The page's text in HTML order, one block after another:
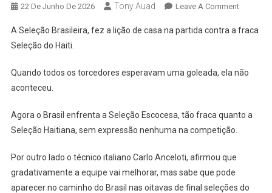
22 De Junho De 2026 Tony Auad Leave A CommentOn
Do
Auad
Nova
A Seleção Brasileira, fez a lição de casa na partida contra a fraca
Seleção do Haiti.
Quando todos os torcedores esperavam uma goleada, ela não
aconteceu.
Agora o Brasil enfrenta a Seleção Escocesa, tão fraca quanto a
Seleção Haitiana, sem expressão nenhuma na competição.
Por outro lado o técnico italiano Carlo Anceloti, afirmou que
gradativamente a equipe vai melhorar, mas sabe que pode
aparecer no caminho do Brasil nas oitavas de final seleções do